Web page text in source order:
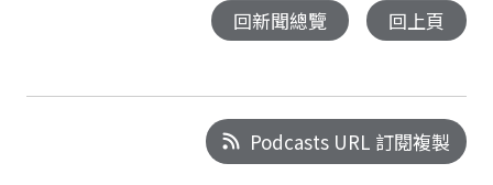
回新聞總覽 回上頁
Podcasts URL 訂閱複製